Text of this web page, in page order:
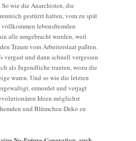
wie die Anarchisten, die
gestürzt hatten, vom zu spät
lebensfremden
alle umgebracht wurden, weil
Traum vom Arbeiterstaat paßten.
vergast und dann schnell vergessen
als Jugendliche trauten, wozu die
waren. Und so wie die letzten
ermordet und verjagt
Ideen möglichst
und Blümchen-Deko zu